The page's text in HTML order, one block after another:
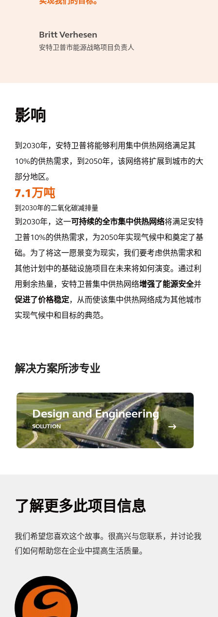
Britt Verhesen
安特卫普市能源战略项目负责人
影响
到2030年，安特卫普将能够利用集中供热网络满足其
10%的供热需求，到2050年，该网络将扩展到城市的大
部分地区。
7.1万吨
到2030年的二氧化碳减排量
到2030年，这一可持续的全市集中供热网络将满足安特
卫普10%的供热需求，为2050年实现气候中和奠定了基
础。为了将这一愿景变为现实，我们要考虑供热需求和
其他计划中的基础设施项目在未来将如何演变。通过利
用剩余热量，安特卫普集中供热网络增强了能源安全并
促进了价格稳定，从而使该集中供热网络成为其他城市
实现气候中和目标的典范。
解决方案所涉专业
Design and Engineering
SOLUTION
了解更多此项目信息
我们希望您喜欢这个故事。很高兴与您联系，并讨论我
们如何帮助您在企业中提高生活质量。